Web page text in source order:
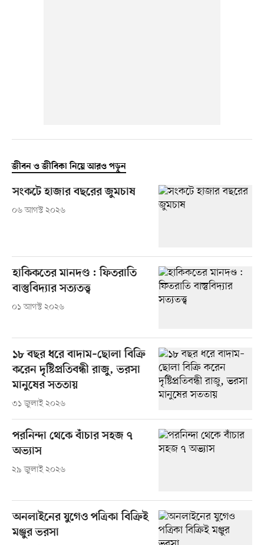
জীবন ও জীবিকা নিয়ে আরও পড়ুন
সংকটে হাজার বছরের জুমচাষ
০৬ আগস্ট ২০২৬
হাকিকতের মানদণ্ড : ফিতরাতি
বাস্তুবিদ্যার সত্যতত্ত্ব
০১ আগস্ট ২০২৬
১৮ বছর ধরে বাদাম–ছোলা বিক্রি
করেন দৃষ্টিপ্রতিবন্ধী রাজু, ভরসা
মানুষের সততায়
৩১ জুলাই ২০২৬
পরনিন্দা থেকে বাঁচার সহজ ৭
অভ্যাস
২৯ জুলাই ২০২৬
অনলাইনের যুগেও পত্রিকা বিক্রিই
মঞ্জুর ভরসা